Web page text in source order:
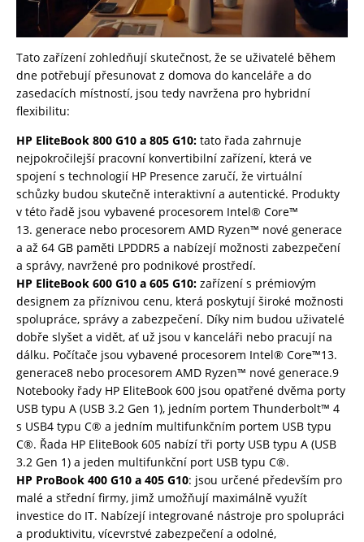
Tato zařízení zohledňují skutečnost, že se uživatelé během
dne potřebují přesunovat z domova do kanceláře a do
zasedacích místností, jsou tedy navržena pro hybridní
flexibilitu:
HP EliteBook 800 G10 a 805 G10: tato řada zahrnuje
nejpokročilejší pracovní konvertibilní zařízení, která ve
spojení s technologií HP Presence zaručí, že virtuální
schůzky budou skutečně interaktivní a autentické. Produkty
v této řadě jsou vybavené procesorem Intel® Core™
13. generace nebo procesorem AMD Ryzen™ nové generace
a až 64 GB paměti LPDDR5 a nabízejí možnosti zabezpečení
a správy, navržené pro podnikové prostředí.
HP EliteBook 600 G10 a 605 G10: zařízení s prémiovým
designem za příznivou cenu, která poskytují široké možnosti
spolupráce, správy a zabezpečení. Díky nim budou uživatelé
dobře slyšet a vidět, ať už jsou v kanceláři nebo pracují na
dálku. Počítače jsou vybavené procesorem Intel® Core™13.
generace8 nebo procesorem AMD Ryzen™ nové generace.9
Notebooky řady HP EliteBook 600 jsou opatřené dvěma porty
USB typu A (USB 3.2 Gen 1), jedním portem Thunderbolt™ 4
s USB4 typu C® a jedním multifunkčním portem USB typu
C®. Řada HP EliteBook 605 nabízí tři porty USB typu A (USB
3.2 Gen 1) a jeden multifunkční port USB typu C®.
HP ProBook 400 G10 a 405 G10: jsou určené především pro
malé a střední firmy, jimž umožňují maximálně využít
investice do IT. Nabízejí integrované nástroje pro spolupráci
a produktivitu, vícevrstvé zabezpečení a odolné,